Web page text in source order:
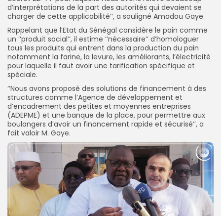
d’interprétations de la part des autorités qui devaient se
charger de cette applicabilité’’, a souligné Amadou Gaye.
Rappelant que l’Etat du Sénégal considère le pain comme
un ‘’produit social’’, il estime ‘’nécessaire’’ d’homologuer
tous les produits qui entrent dans la production du pain
notamment la farine, la levure, les améliorants, l’électricité
pour laquelle il faut avoir une tarification spécifique et
spéciale.
‘’Nous avons proposé des solutions de financement à des
structures comme l’Agence de développement et
d’encadrement des petites et moyennes entreprises
(ADEPME) et une banque de la place, pour permettre aux
boulangers d’avoir un financement rapide et sécurisé’’, a
fait valoir M. Gaye.